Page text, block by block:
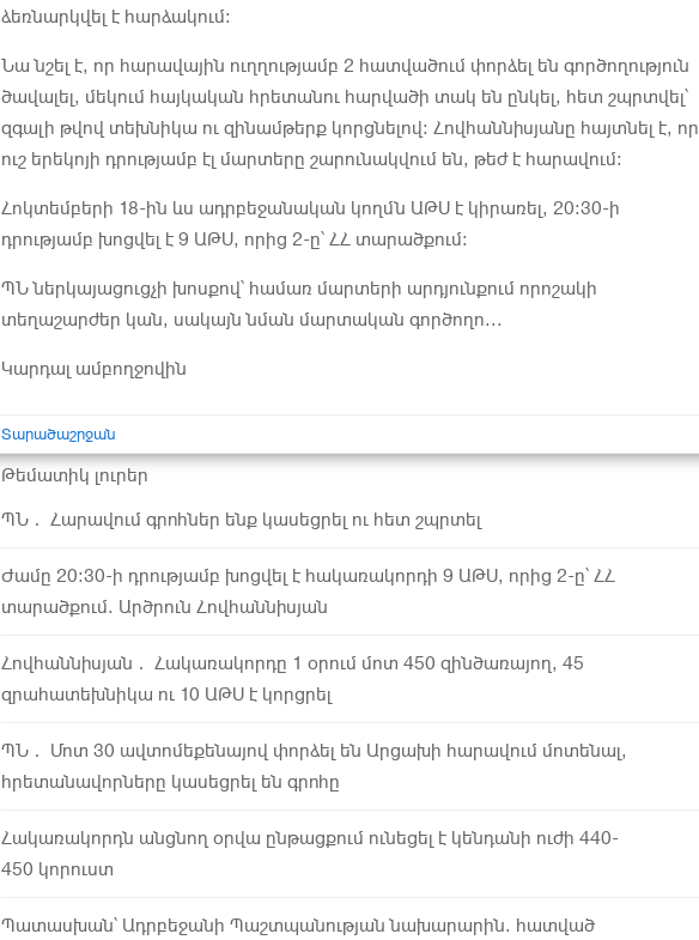
ձեռնարկվել է հարձակում։
Նա նշել է, որ հարավային ուղղությամբ 2 հատվածում փորձել են գործողություն
ծավալել, մեկում հայկական հրետանու հարվածի տակ են ընկել, հետ շպրտվել՝
զգալի թվով տեխնիկա ու զինամթերք կորցնելով։ Հովհաննիսյանը հայտնել է, որ
ուշ երեկոյի դրությամբ էլ մարտերը շարունակվում են, թեժ է հարավում։
Հոկտեմբերի 18-ին ևս ադրբեջանական կողմն ԱԹՍ է կիրառել, 20։30-ի
դրությամբ խոցվել է 9 ԱԹՍ, որից 2-ը՝ ՀՀ տարածքում։
ՊՆ ներկայացուցչի խոսքով՝ համառ մարտերի արդյունքում որոշակի
տեղաշարժեր կան, սակայն նման մարտական գործողո...
Կարդալ ամբողջովին
Տարածաշրջան
Թեմատիկ լուրեր
ՊՆ․ Հարավում գրոհներ ենք կասեցրել ու հետ շպրտել
Ժամը 20:30-ի դրությամբ խոցվել է հակառակորդի 9 ԱԹՍ, որից 2-ը՝ ՀՀ
տարածքում. Արծրուն Հովհաննիսյան
Հովհաննիսյան․ Հակառակորդը 1 օրում մոտ 450 զինծառայող, 45
զրահատեխնիկա ու 10 ԱԹՍ է կորցրել
ՊՆ․ Մոտ 30 ավտոմեքենայով փորձել են Արցախի հարավում մոտենալ,
հրետանավորները կասեցրել են գրոհը
Հակառակորդն անցնող օրվա ընթացքում ունեցել է կենդանի ուժի 440-
450 կորուստ
Պատասխան՝ Ադրբեջանի Պաշտպանության նախարարին. հատված